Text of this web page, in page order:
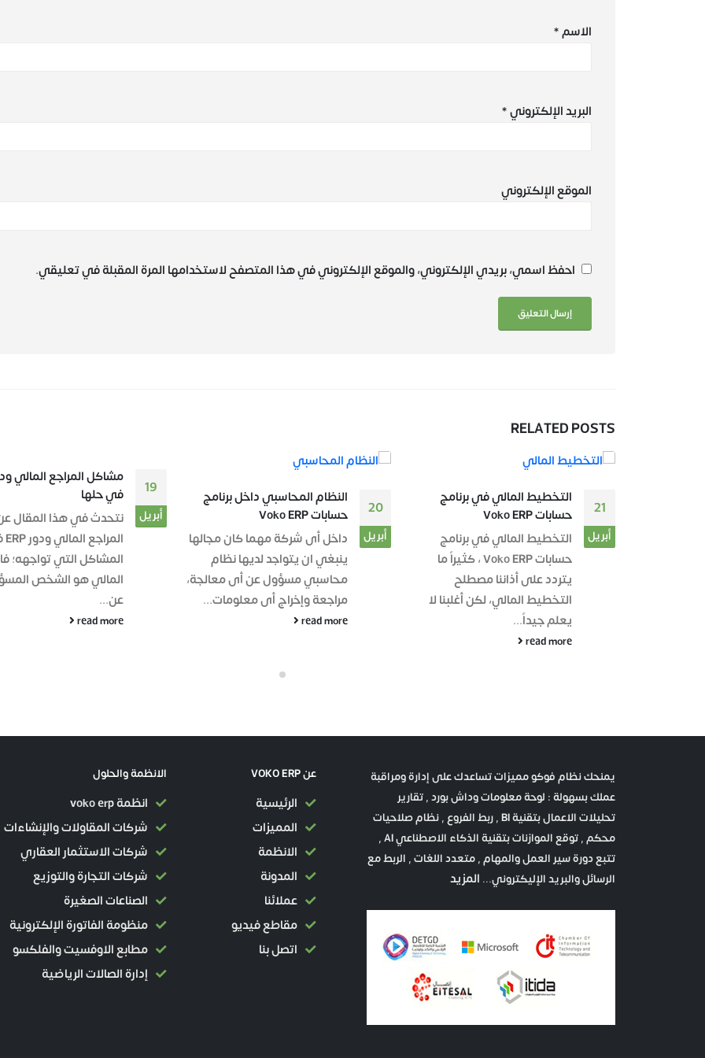
الاسم*
البريد الإلكتروني*
الموقع الإلكتروني
احفظ اسمي، بريدي الإلكتروني، والموقع الإلكتروني في هذا المتصفح لاستخدامها المرة المقبلة في تعليقي.
RELATEDPOSTS
20
أبريل
النظام المحاسبي داخل برنامج
حسابات Voko ERP
داخل أى شركة مهما كان مجالها
ينبغي ان يتواجد لديها نظام
محاسبي مسؤول عن أى معالجة،
مراجعة وإخراج أى معلومات...
read more
أبريل
في حلها
نتحدث في هذا المقال عن
المراجع المالي ودور ERP في حل
المشاكل التي تواجهه؛ فالمراجع
المالي هو الشخص المسؤول
عن...
read more
برنامج حسابات Voko ERP
إذا كنت تنوي الارتقاء
الدائم لمنشأتك عليك
بالأقسام التى تُزيد من
المؤسسة ومدها
أكفاء ويجب أن...
read more
يمنحك نظام فوكو مميزات تساعدك على إدارة ومراقبة
عملك بسهولة : لوحة معلومات وداش بورد , تقارير
تحليلات الاعمال بتقنية BI , ربط الفروع , نظام صلاحيات
محكم , توقع الموازنات بتقنية الذكاء الاصطناعي AI ,
تتبع دورة سير العمل والمهام , متعدد اللغات , الربط مع
الرسائل والبريد الإليكتروني... المزيد
عن VOKO ERP
الرئيسية
المميزات
الانظمة
المدونة
عملائنا
مقاطع فيديو
اتصل بنا
الانظمة والحلول
انظمة voko erp
شركات المقاولات والإنشاءات
شركات الاستثمار العقاري
شركات التجارة والتوزيع
الصناعات الصغيرة
منظومة الفاتورة الإلكترونية
مطابع الاوفسيت والفلكسو
إدارة الصالات الرياضية